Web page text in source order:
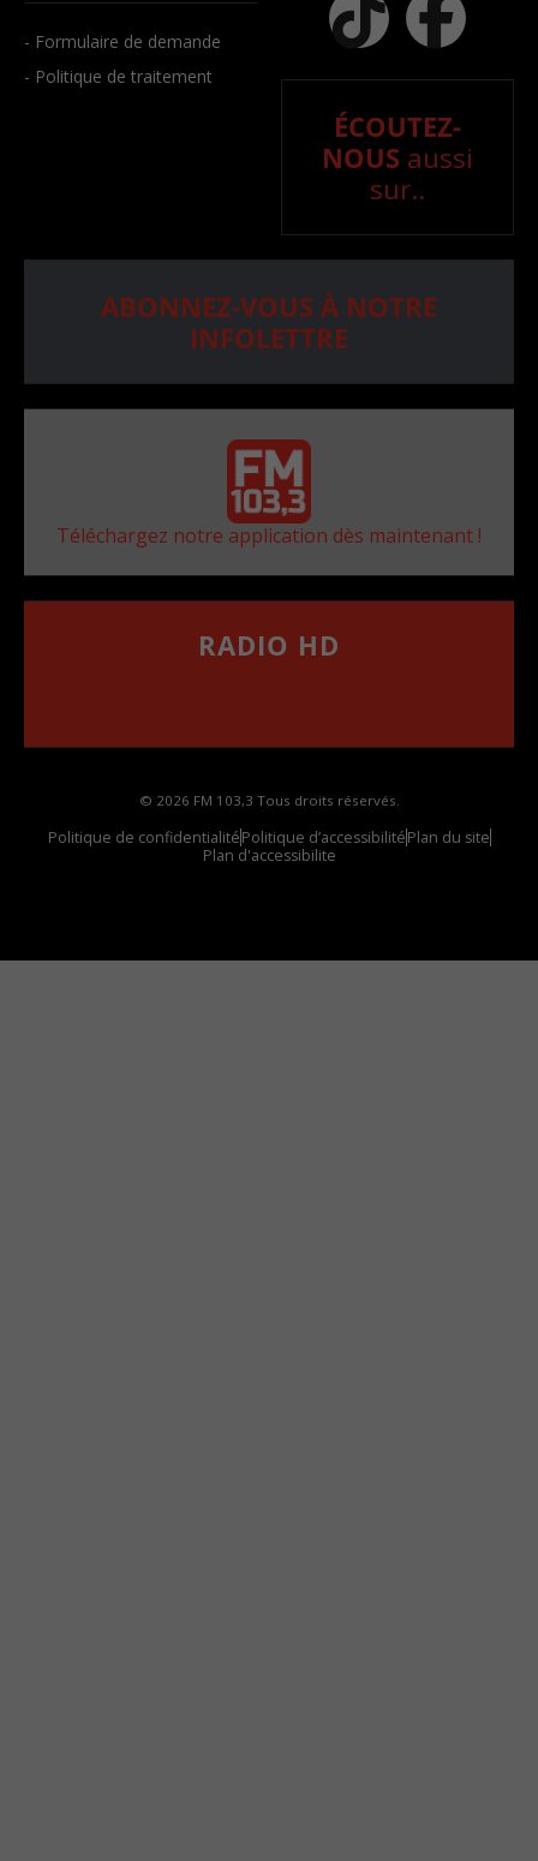
- Formulaire de demande
- Politique de traitement
ÉCOUTEZ-
NOUS aussi
sur..
ABONNEZ-VOUS À NOTRE
INFOLETTRE
Téléchargez notre application dès maintenant !
RADIO HD
© 2026 FM 103,3 Tous droits réservés.
Politique de confidentialitéPolitique d’accessibilitéPlan du site
Plan d'accessibilite